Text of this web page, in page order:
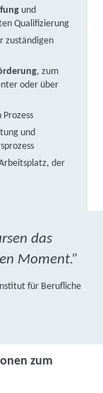
und
Qualifizierung
zuständigen
, zum
oder über
und
der
das
Moment.”
für Berufliche
zum